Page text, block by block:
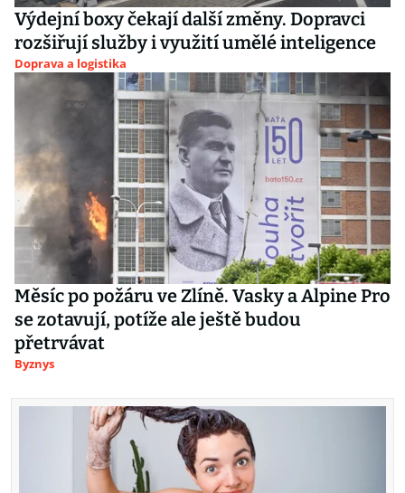
Výdejní boxy čekají další změny. Dopravci
rozšiřují služby i využití umělé inteligence
Doprava a logistika
Měsíc po požáru ve Zlíně. Vasky a Alpine Pro
se zotavují, potíže ale ještě budou
přetrvávat
Byznys